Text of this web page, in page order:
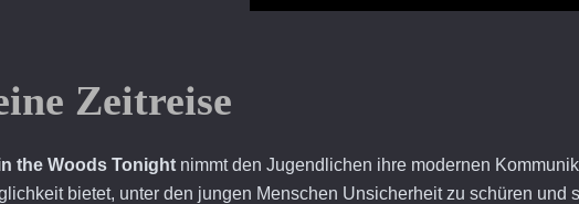
Zeitreise
the Woods Tonight nimmt den Jugendlichen ihre modernen
bietet, unter den jungen Menschen Unsicherheit zu schüren und